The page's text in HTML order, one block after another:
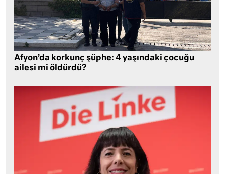
Afyon’da korkunç şüphe: 4 yaşındaki çocuğu
ailesi mi öldürdü?